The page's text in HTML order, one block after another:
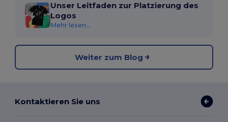
Unser Leitfaden zur Platzierung des
Logos
Mehr lesen...
Weiter zum Blog
Kontaktieren Sie uns